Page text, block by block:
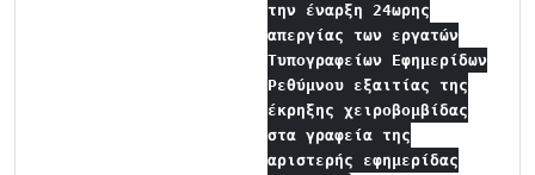
την έναρξη 24ωρης
απεργίας των εργατών
Τυπογραφείων Εφημερίδων
Ρεθύμνου εξαιτίας της
έκρηξης χειροβομβίδας
στα γραφεία της
αριστερής εφημερίδας